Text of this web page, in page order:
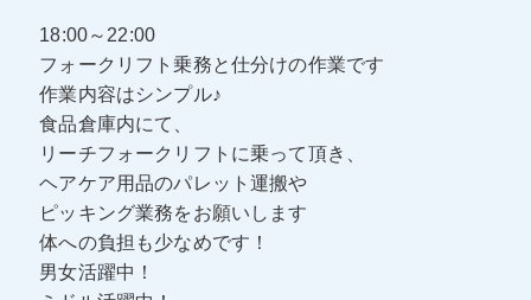
18:00～22:00
フォークリフト乗務と仕分けの作業です
作業内容はシンプル♪
食品倉庫内にて、
リーチフォークリフトに乗って頂き、
ヘアケア用品のパレット運搬や
ピッキング業務をお願いします
体への負担も少なめです！
男女活躍中！